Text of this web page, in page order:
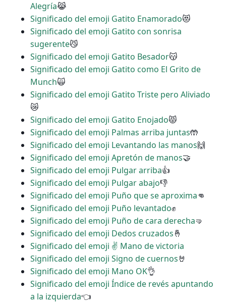
Alegría😹
Significado del emoji Gatito Enamorado😻
Significado del emoji Gatito con sonrisa
sugerente😼
Significado del emoji Gatito Besador😽
Significado del emoji Gatito como El Grito de
Munch🙀
Significado del emoji Gatito Triste pero Aliviado
😿
Significado del emoji Gatito Enojado😾
Significado del emoji Palmas arriba juntas🤲
Significado del emoji Levantando las manos🙌
Significado del emoji Apretón de manos🤝
Significado del emoji Pulgar arriba👍
Significado del emoji Pulgar abajo👎
Significado del emoji Puño que se aproxima👊
Significado del emoji Puño levantado✊
Significado del emoji Puño de cara derecha🤜
Significado del emoji Dedos cruzados🤞
Significado del emoji ✌ Mano de victoria
Significado del emoji Signo de cuernos🤘
Significado del emoji Mano OK👌
Significado del emoji Índice de revés apuntando
a la izquierda👈